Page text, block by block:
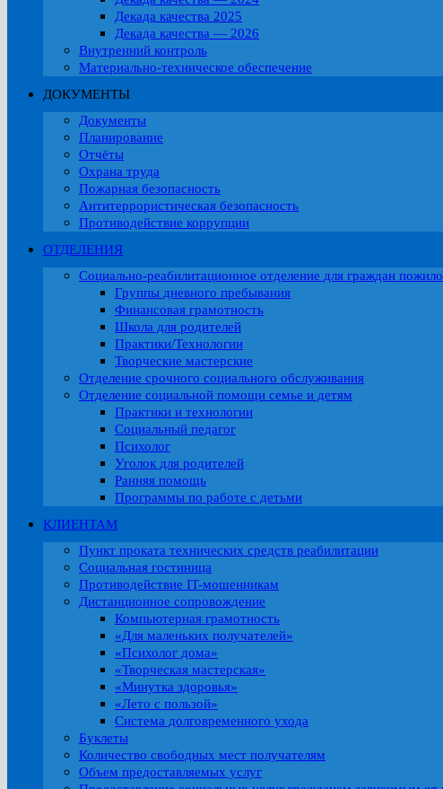
Декада качества 2025
Декада качества — 2026
Внутренний контроль
Материально-техническое обеспечение
ДОКУМЕНТЫ
Документы
Планирование
Отчёты
Охрана труда
Пожарная безопасность
Антитеррористическая безопасность
Противодействие коррупции
ОТДЕЛЕНИЯ
Социально-реабилитационное отделение для граждан
Группы дневного пребывания
Финансовая грамотность
Школа для родителей
Практики/Технологии
Творческие мастерские
Отделение срочного социального обслуживания
Отделение социальной помощи семье и детям
Практики и технологии
Социальный педагог
Психолог
Уголок для родителей
Ранняя помощь
Программы по работе с детьми
КЛИЕНТАМ
Пункт проката технических средств реабилитации
Социальная гостиница
Противодействие IT-мошенникам
Дистанционное сопровождение
Компьютерная грамотность
«Для маленьких получателей»
«Психолог дома»
«Творческая мастерская»
«Минутка здоровья»
«Лето с пользой»
Система долговременного ухода
Буклеты
Количество свободных мест получателям
Объем предоставляемых услуг